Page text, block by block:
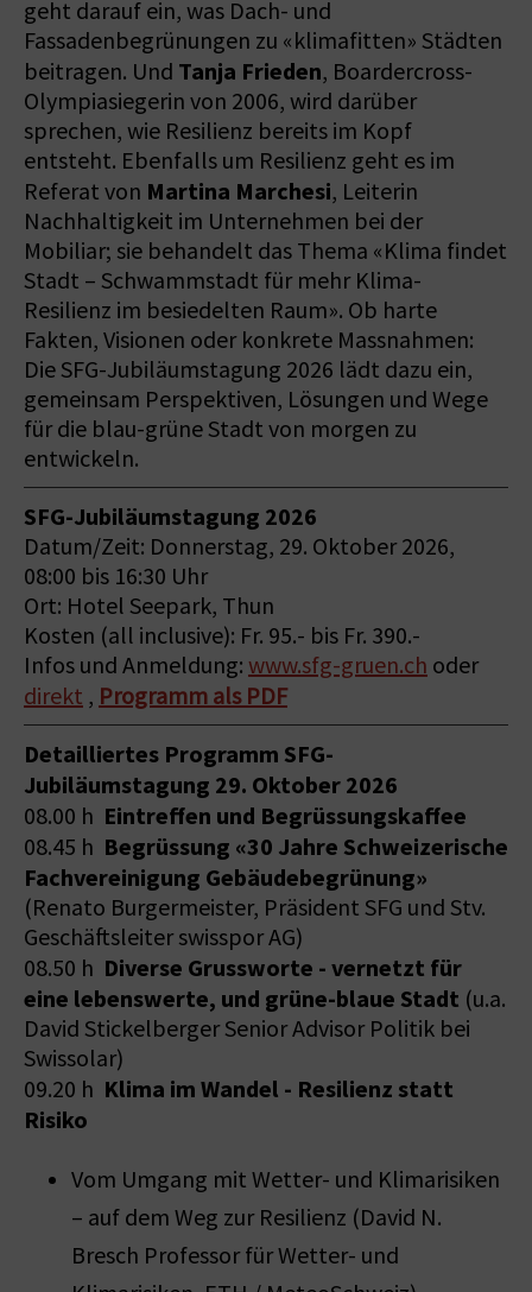
geht darauf ein, was Dach- und
Fassadenbegrünungen zu «klimafitten» Städten
beitragen. Und Tanja Frieden, Boardercross-
Olympiasiegerin von 2006, wird darüber
sprechen, wie Resilienz bereits im Kopf
entsteht. Ebenfalls um Resilienz geht es im
Referat von Martina Marchesi, Leiterin
Nachhaltigkeit im Unternehmen bei der
Mobiliar; sie behandelt das Thema «Klima findet
Stadt – Schwammstadt für mehr Klima-
Resilienz im besiedelten Raum». Ob harte
Fakten, Visionen oder konkrete Massnahmen:
Die SFG-Jubiläumstagung 2026 lädt dazu ein,
gemeinsam Perspektiven, Lösungen und Wege
für die blau-grüne Stadt von morgen zu
entwickeln.
SFG-Jubiläumstagung 2026
Datum/Zeit: Donnerstag, 29. Oktober 2026,
08:00 bis 16:30 Uhr
Ort: Hotel Seepark, Thun
Kosten (all inclusive): Fr. 95.- bis Fr. 390.-
Infos und Anmeldung: www.sfg-gruen.ch oder
direkt , Programm als PDF
Detailliertes Programm SFG-
Jubiläumstagung 29. Oktober 2026
08.00 h Eintreffen und Begrüssungskaffee
08.45 h Begrüssung «30 Jahre Schweizerische
Fachvereinigung Gebäudebegrünung»
(Renato Burgermeister, Präsident SFG und Stv.
Geschäftsleiter swisspor AG)
08.50 h Diverse Grussworte - vernetzt für
eine lebenswerte, und grüne-blaue Stadt (u.a.
David Stickelberger Senior Advisor Politik bei
Swissolar)
09.20 h Klima im Wandel - Resilienz statt
Risiko
Vom Umgang mit Wetter- und Klimarisiken
– auf dem Weg zur Resilienz (David N.
Bresch Professor für Wetter- und